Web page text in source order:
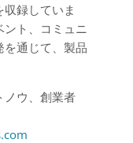
録していま
ト、コミュニ
通じて、製品
ノウ、創業者